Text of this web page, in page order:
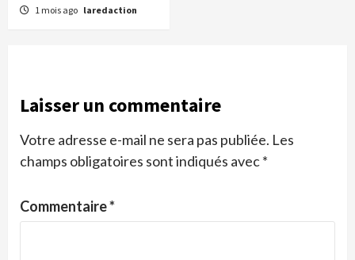
1 mois ago laredaction
Laisser un commentaire
Votre adresse e-mail ne sera pas publiée. Les
champs obligatoires sont indiqués avec*
Commentaire*